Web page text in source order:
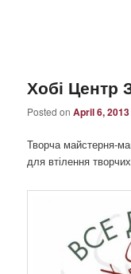
Хобі Центр
Posted onApril 6, 2013
Творча майстерня-
для втілення